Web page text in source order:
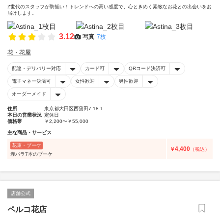
Z世代のスタッフが勢揃い！トレンドへの高い感度で、心ときめく素敵なお花との出会いをお
届けします。
3.12 写真 7枚
花・花屋
配達・デリバリー対応 カード可 QRコード決済可
電子マネー決済可 女性歓迎 男性歓迎
オーダーメイド
住所
東京都大田区西蒲田7-18-1
本日の営業状況 定休日
価格帯
￥2,200〜￥55,000
主な商品・サービス
花束・ブーケ
赤バラ7本のブーケ
￥4,400 （税込）
店舗公式
ペルコ花店